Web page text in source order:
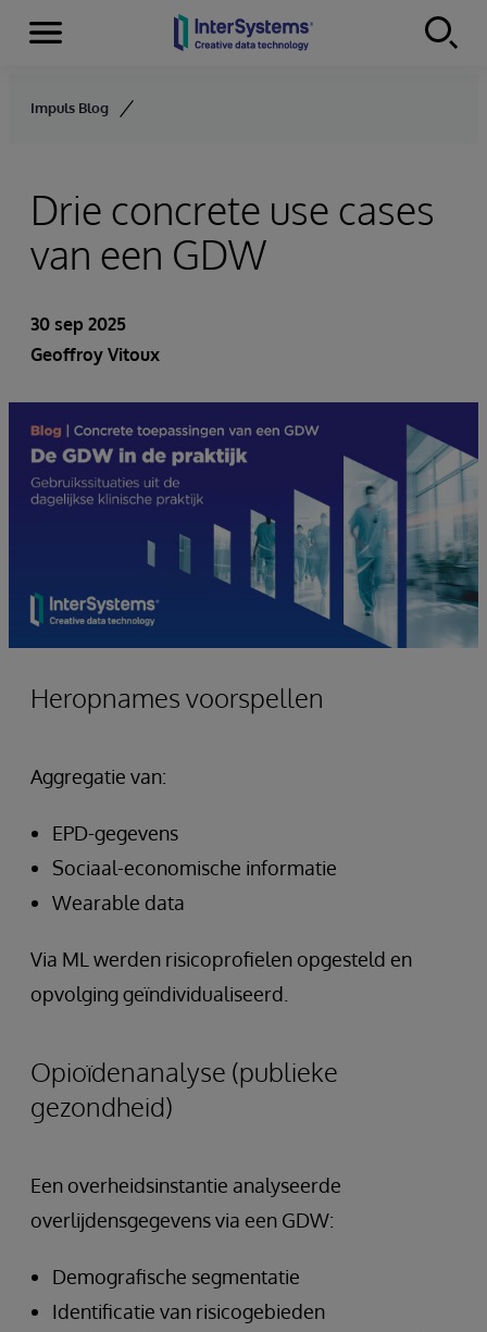
Skip to content
Menu
Impuls Blog
Drie concrete use cases
van een GDW
30 sep 2025
Geoffroy Vitoux
Heropnames voorspellen
Aggregatie van:
EPD-gegevens
Sociaal-economische informatie
Wearable data
Via ML werden risicoprofielen opgesteld en
opvolging geïndividualiseerd.
Opioïdenanalyse (publieke
gezondheid)
Een overheidsinstantie analyseerde
overlijdensgegevens via een GDW:
Demografische segmentatie
Identificatie van risicogebieden